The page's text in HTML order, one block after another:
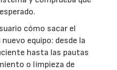
cómo sacar el
equipo: desde la
hasta las pautas
o limpieza de